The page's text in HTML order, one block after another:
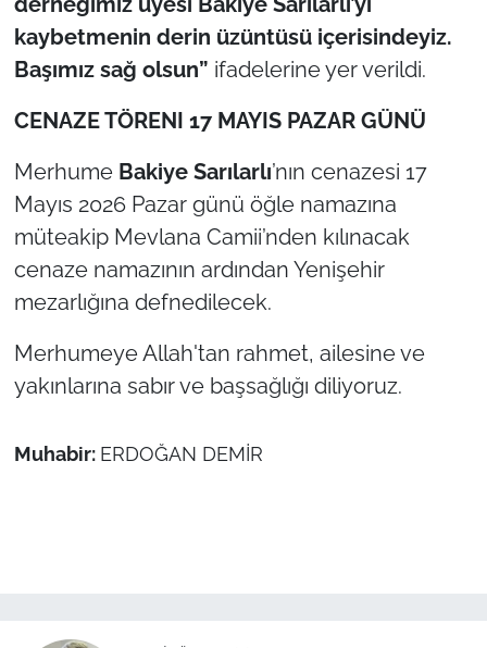
kaybetmenin derin üzüntüsü içerisindeyiz.
Başımız sağ olsun” ifadelerine yer verildi.
CENAZE TÖRENI 17 MAYIS PAZAR GÜNÜ
Merhume Bakiye Sarılarlı’nın cenazesi 17
Mayıs 2026 Pazar günü öğle namazına
müteakip Mevlana Camii’nden kılınacak
cenaze namazının ardından Yenişehir
mezarlığına defnedilecek.
Merhumeye Allah'tan rahmet, ailesine ve
yakınlarına sabır ve başsağlığı diliyoruz.
Muhabir: ERDOĞAN DEMİR
Dış Haberler
Magazin
İş Dünyası
Bilim Teknoloji
English News
Finans
Genel-A